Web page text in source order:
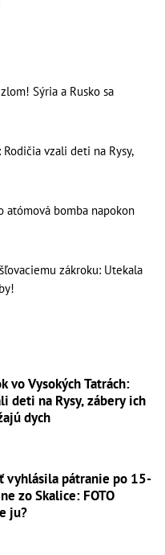
Sýria a Rusko sa
vzali deti na Rysy,
atómová bomba napokon
zákroku: Utekala
vo Vysokých Tatrách:
deti na Rysy, zábery ich
dych
vyhlásila pátranie po 15-
zo Skalice: FOTO
ju?